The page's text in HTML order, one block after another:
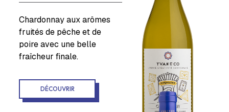
Chardonnay aux arômes
fruités de pêche et de
poire avec une belle
fraîcheur finale.
DÉCOUVRIR